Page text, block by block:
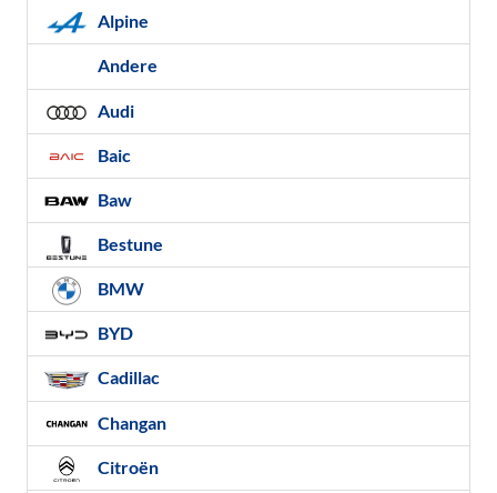
Alpine
Andere
Audi
Baic
Baw
Bestune
BMW
BYD
Cadillac
Changan
Citroën